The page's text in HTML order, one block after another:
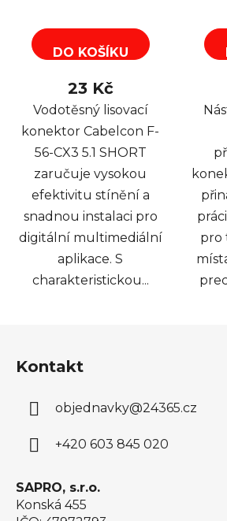
DO KOŠÍKU
23 Kč
Vodotěsný lisovací
konektor Cabelcon F-
56-CX3 5.1 SHORT
zaručuje vysokou
efektivitu stínění a
snadnou instalaci pro
digitální multimediální
aplikace. S
charakteristickou...
pro
Kontakt
objednavky@24365.cz
+420 603 845 020
SAPRO, s.r.o.
Konská 455